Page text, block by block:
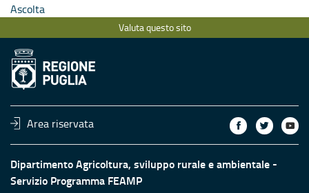
Ascolta
Valuta questo sito
Area riservata
Dipartimento Agricoltura, sviluppo rurale e ambientale -
Servizio Programma FEAMP